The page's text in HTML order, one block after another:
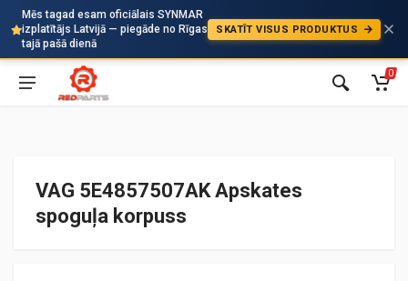
Mēs tagad esam oficiālais SYNMAR
izplatītājs Latvijā — piegāde no Rīgas
tajā pašā dienā
SKATĪT VISUS PRODUKTUS
Auto
0
VAG 5E4857507AK Apskates
spoguļa korpuss